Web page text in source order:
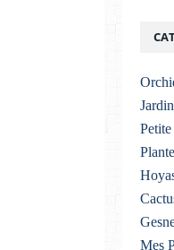
Jardin
Mes